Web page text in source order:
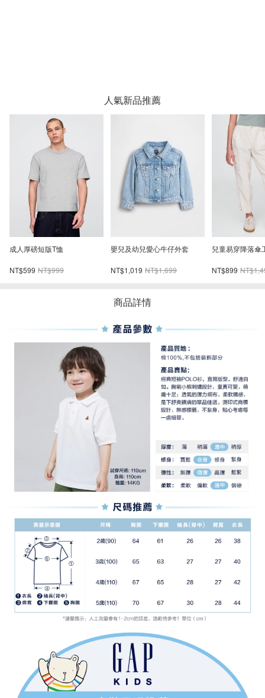
人氣新品推薦
兒童易穿降落傘工裝褲
NT$899 NT$1,499
兒童VintageSoft楔形剪裁圓領
NT$598 NT$1,299
中腰UltraSoft寬
NT$1,098
商品詳情